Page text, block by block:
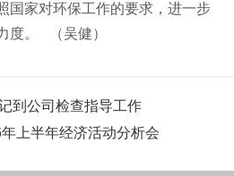
国家对环保工作的要求，进一步
度。 （吴健）
到公司检查指导工作
上半年经济活动分析会